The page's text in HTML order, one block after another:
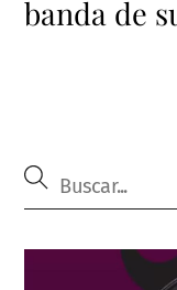
banda de